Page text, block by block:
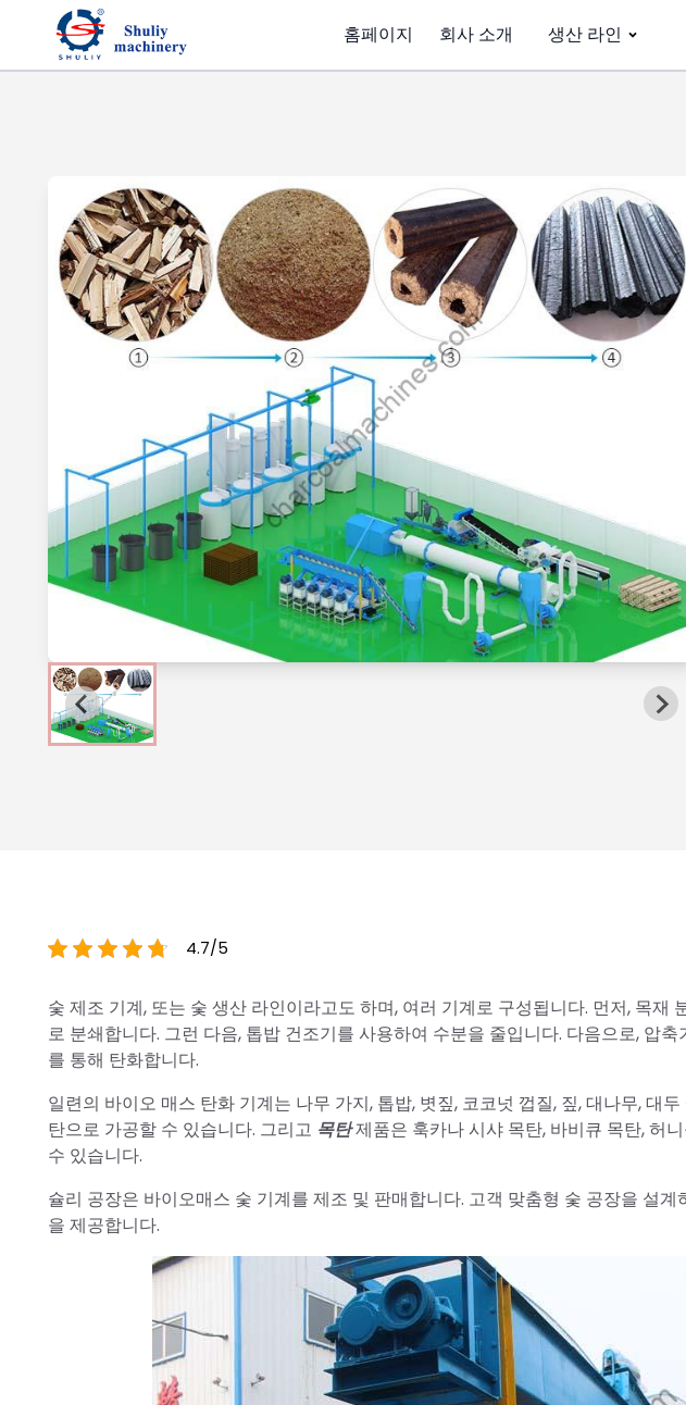
홈페이지 회사 소개 생산 라인
4.7/5
숯 제조 기계, 또는 숯 생산 라인이라고도 하며, 여러 기계로 구성됩니다. 먼저, 목
로 분쇄합니다. 그런 다음, 톱밥 건조기를 사용하여 수분을 줄입니다. 다음으로, 압
를 통해 탄화합니다.
일련의 바이오 매스 탄화 기계는 나무 가지, 톱밥, 볏짚, 코코넛 껍질, 짚, 대나무, 대
탄으로 가공할 수 있습니다. 그리고 목탄제품은 훅카나 시샤 목탄, 바비큐 목탄, 허
수 있습니다.
슐리 공장은 바이오매스 숯 기계를 제조 및 판매합니다. 고객 맞춤형 숯 공장을 설
을 제공합니다.